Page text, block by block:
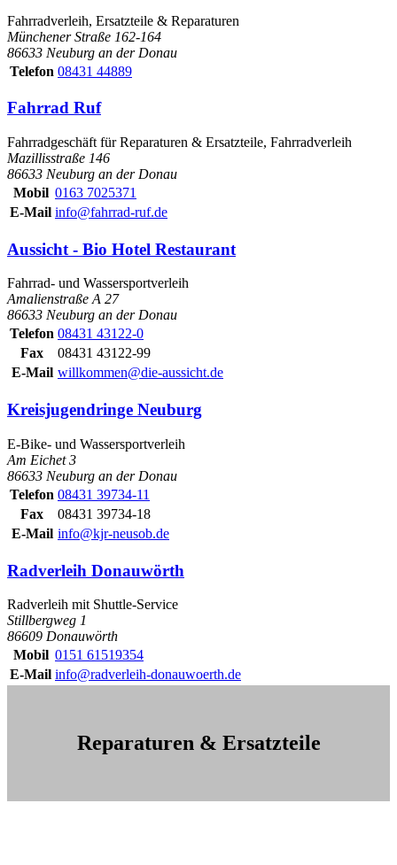
Fahrradverleih, Ersatzteile & Reparaturen
Münchener Straße 162-164
86633 Neuburg an der Donau
Telefon 08431 44889
Fahrrad Ruf
Fahrradgeschäft für Reparaturen & Ersatzteile, Fahrradverleih
Mazillisstraße 146
86633 Neuburg an der Donau
Mobil 0163 7025371
E-Mail info@fahrrad-ruf.de
Aussicht - Bio Hotel Restaurant
Fahrrad- und Wassersportverleih
Amalienstraße A 27
86633 Neuburg an der Donau
Telefon 08431 43122-0
Fax
08431 43122-99
E-Mail willkommen@die-aussicht.de
Kreisjugendringe Neuburg
E-Bike- und Wassersportverleih
Am Eichet 3
86633 Neuburg an der Donau
Telefon 08431 39734-11
Fax
08431 39734-18
E-Mail info@kjr-neusob.de
Radverleih Donauwörth
Radverleih mit Shuttle-Service
Stillbergweg 1
86609 Donauwörth
Mobil 0151 61519354
E-Mail info@radverleih-donauwoerth.de
Reparaturen & Ersatzteile